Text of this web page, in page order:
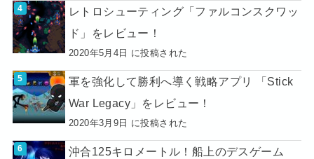
レトロシューティング「ファルコンスクワッ
ド」をレビュー！
2020年5月4日 に投稿された
軍を強化して勝利へ導く戦略アプリ 「Stick
War Legacy」をレビュー！
2020年3月9日 に投稿された
沖合125キロメートル！船上のデスゲーム